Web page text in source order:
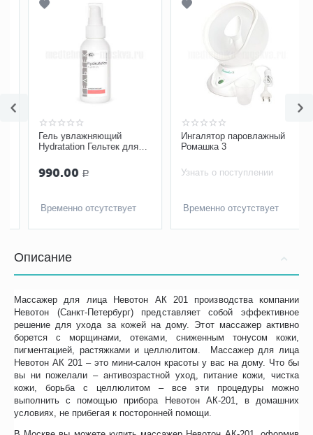
Гель увлажняющий
Hydratation Гельтек для
100 мл
990.00 Р
Временно отсутствует
Ингалятор паровлажный
Ромашка 3
Узнать о поступлении
Временно отсутствует
Описание
Массажер для лица Невотон АК 201 производства компании
Невотон (Санкт-Петербург) представляет собой эффективное
решение для ухода за кожей на дому. Этот массажер активно
борется с морщинами, отеками, сниженным тонусом кожи,
пигментацией, растяжками и целлюлитом. Массажер для лица
Невотон АК 201 – это мини-салон красоты у вас на дому. Что бы
вы ни пожелали – антивозрастной уход, питание кожи, чистка
кожи, борьба с целлюлитом – все эти процедуры можно
выполнить с помощью прибора Невотон АК-201, в домашних
условиях, не прибегая к посторонней помощи.